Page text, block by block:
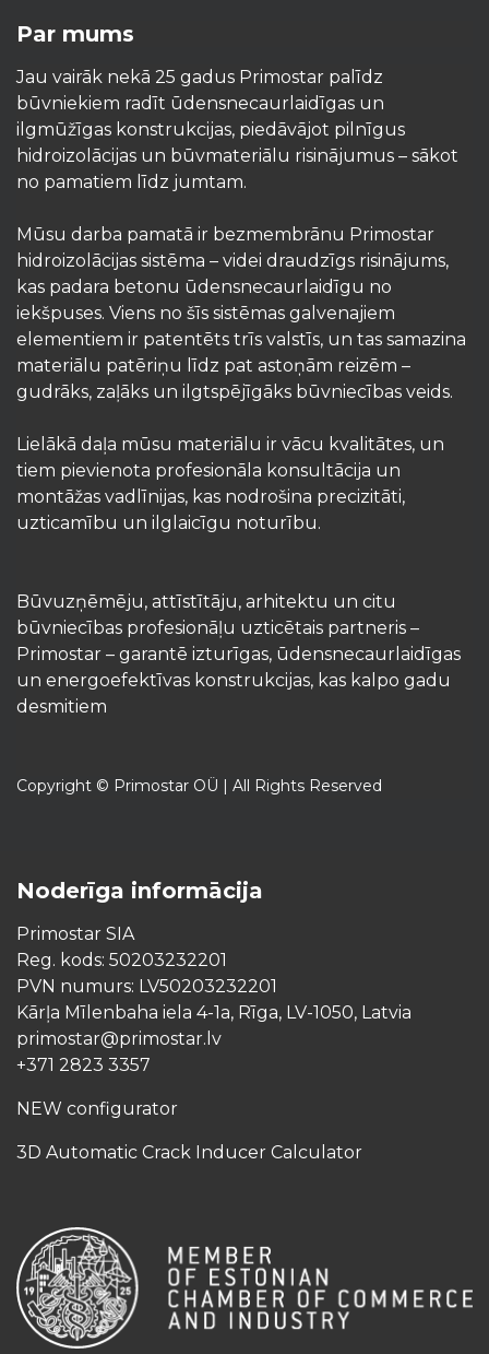
Par mums
Jau vairāk nekā 25 gadus Primostar palīdz
būvniekiem radīt ūdensnecaurlaidīgas un
ilgmūžīgas konstrukcijas, piedāvājot pilnīgus
hidroizolācijas un būvmateriālu risinājumus – sākot
no pamatiem līdz jumtam.
Mūsu darba pamatā ir bezmembrānu Primostar
hidroizolācijas sistēma – videi draudzīgs risinājums,
kas padara betonu ūdensnecaurlaidīgu no
iekšpuses. Viens no šīs sistēmas galvenajiem
elementiem ir patentēts trīs valstīs, un tas samazina
materiālu patēriņu līdz pat astoņām reizēm –
gudrāks, zaļāks un ilgtspējīgāks būvniecības veids.
Lielākā daļa mūsu materiālu ir vācu kvalitātes, un
tiem pievienota profesionāla konsultācija un
montāžas vadlīnijas, kas nodrošina precizitāti,
uzticamību un ilglaicīgu noturību.
Būvuzņēmēju, attīstītāju, arhitektu un citu
būvniecības profesionāļu uzticētais partneris –
Primostar – garantē izturīgas, ūdensnecaurlaidīgas
un energoefektīvas konstrukcijas, kas kalpo gadu
desmitiem
Copyright © Primostar OÜ | All Rights Reserved
Noderīga informācija
Primostar SIA
Reg. kods: 50203232201
PVN numurs: LV50203232201
Kārļa Mīlenbaha iela 4-1a, Rīga, LV-1050, Latvia
primostar@primostar.lv
+371 2823 3357
NEW configurator
3D Automatic Crack Inducer Calculator